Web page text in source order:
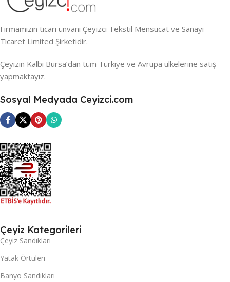
Firmamızın ticari ünvanı Çeyizci Tekstil Mensucat ve Sanayi
Ticaret Limited Şirketidir.
Çeyizin Kalbi Bursa’dan tüm Türkiye ve Avrupa ülkelerine satış
yapmaktayız.
Sosyal Medyada Ceyizci.com
Çeyiz Kategorileri
Çeyiz Sandıkları
Yatak Örtüleri
Banyo Sandıkları